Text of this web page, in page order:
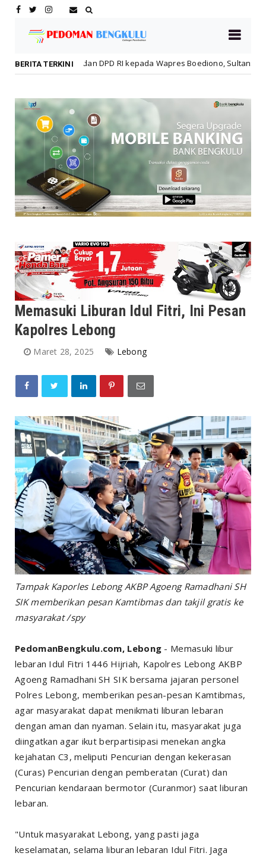
BERITA TERKINI
RI kepada Wapres Boediono, Sultan: Beliau Tokoh Bangsa yang
Memasuki Liburan Idul Fitri, Ini Pesan
Kapolres Lebong
Maret 28, 2025 Lebong
Tampak Kaporles Lebong AKBP Agoeng Ramadhani SH
SIK memberikan pesan Kamtibmas dan takjil gratis ke
masyarakat /spy
PedomanBengkulu.com, Lebong - Memasuki libur
lebaran Idul Fitri 1446 Hijriah, Kapolres Lebong AKBP
Agoeng Ramadhani SH SIK bersama jajaran personel
Polres Lebong, memberikan pesan-pesan Kamtibmas,
agar masyarakat dapat menikmati liburan lebaran
dengan aman dan nyaman. Selain itu, masyarakat juga
diingatkan agar ikut berpartisipasi menekan angka
kejahatan C3, meliputi Pencurian dengan kekerasan
(Curas) Pencurian dengan pemberatan (Curat) dan
Pencurian kendaraan bermotor (Curanmor) saat liburan
lebaran.
"Untuk masyarakat Lebong, yang pasti jaga
keselamatan, selama liburan lebaran Idul Fitri. Jaga